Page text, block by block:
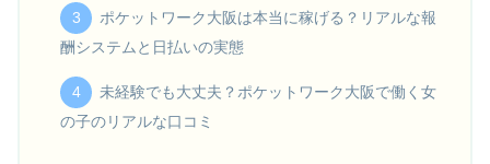
ポケットワーク大阪は本当に稼げる？リアルな報
酬システムと日払いの実態
未経験でも大丈夫？ポケットワーク大阪で働く女
の子のリアルな口コミ